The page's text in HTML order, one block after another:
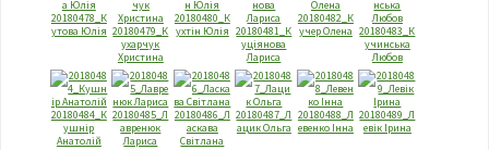
20180478_К
утова Юлія 20180479_К
ухарчук
Христина
20180480_К
ухтін Юлія 20180481_К
уціянова
Лариса
20180482_К
учер Олена 20180483_К
учинська
Любов
20180484_К
ушнір
Анатолій
20180485_Л
авренюк
Лариса
20180486_Л
аскава
Світлана
20180487_Л
ацик Ольга
20180488_Л
евенко Інна
20180489_Л
евік Ірина